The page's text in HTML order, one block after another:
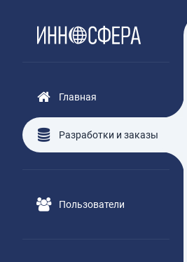
Главная
Разработки и заказы
Пользователи